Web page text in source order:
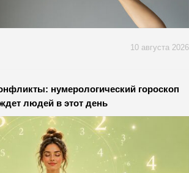
10 августа 2026
нумерологический гороскоп
ждет людей в этот день